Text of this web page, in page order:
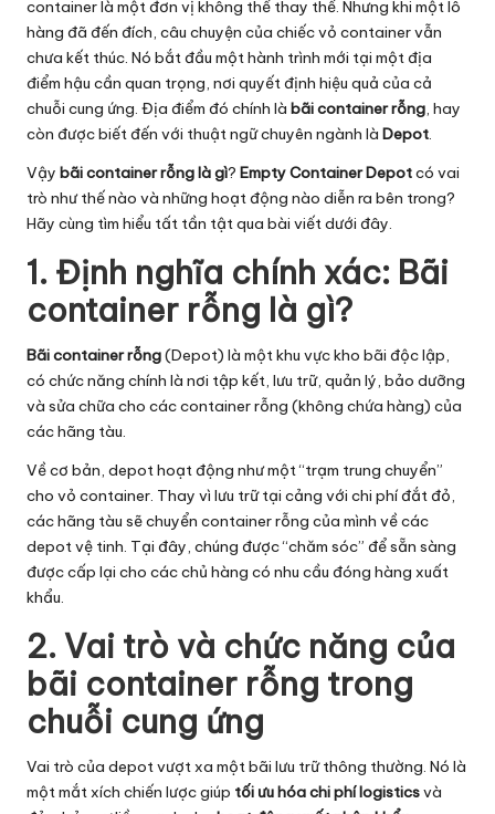
i
n
v
ề
L
o
g
is
ti
c
s
container là một đơn vị không thể thay thế. Nhưng khi một lô
hàng đã đến đích, câu chuyện của chiếc vỏ container vẫn
chưa kết thúc. Nó bắt đầu một hành trình mới tại một địa
điểm hậu cần quan trọng, nơi quyết định hiệu quả của cả
chuỗi cung ứng. Địa điểm đó chính là bãi container rỗng, hay
còn được biết đến với thuật ngữ chuyên ngành là Depot.
Vậy bãi container rỗng là gì? Empty Container Depotcó vai
trò như thế nào và những hoạt động nào diễn ra bên trong?
Hãy cùng tìm hiểu tất tần tật qua bài viết dưới đây.
1. Định nghĩa chính xác: Bãi
container rỗng là gì?
Bãi container rỗng(Depot) là một khu vực kho bãi độc lập,
có chức năng chính là nơi tập kết, lưu trữ, quản lý, bảo dưỡng
và sửa chữa cho các container rỗng (không chứa hàng) của
các hãng tàu.
Về cơ bản, depot hoạt động như một “trạm trung chuyển”
cho vỏ container. Thay vì lưu trữ tại cảng với chi phí đắt đỏ,
các hãng tàu sẽ chuyển container rỗng của mình về các
depot vệ tinh. Tại đây, chúng được “chăm sóc” để sẵn sàng
được cấp lại cho các chủ hàng có nhu cầu đóng hàng xuất
khẩu.
2. Vai trò và chức năng của
bãi container rỗng trong
chuỗi cung ứng
Vai trò của depot vượt xa một bãi lưu trữ thông thường. Nó là
một mắt xích chiến lược giúp tối ưu hóa chi phí logisticsvà